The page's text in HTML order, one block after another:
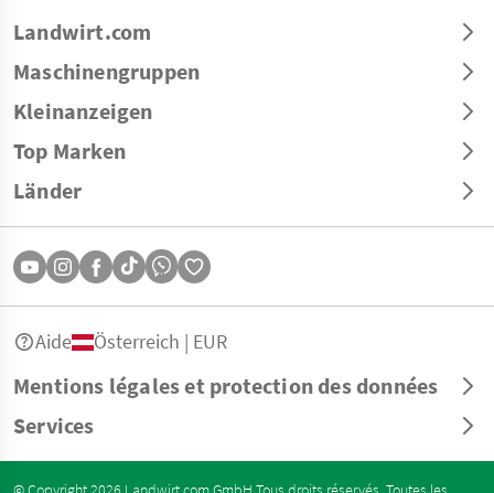
Landwirt.com
Maschinengruppen
Kleinanzeigen
Top Marken
Länder
Mentions légales et protection des données
Services
Aide Österreich | EUR